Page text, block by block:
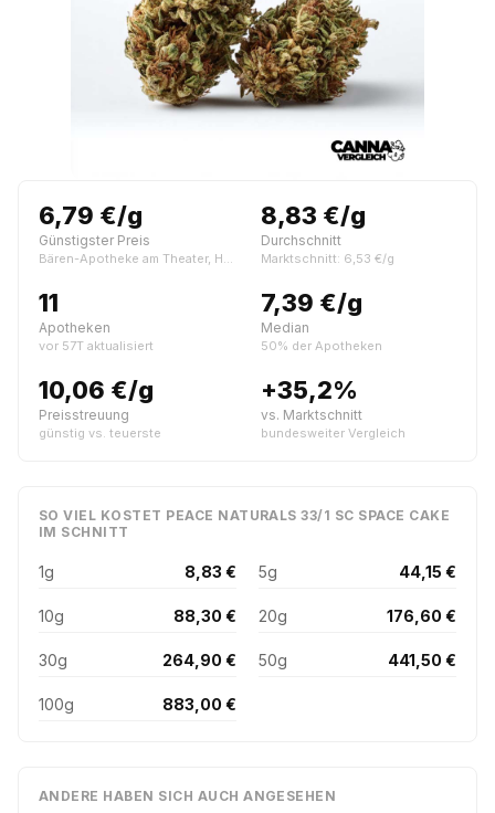
6,79 €/g
Günstigster Preis
Bären-Apotheke am Theater, Hagen
8,83 €/g
Durchschnitt
Marktschnitt: 6,53 €/g
11
Apotheken
vor 57T aktualisiert
7,39 €/g
Median
50% der Apotheken
10,06 €/g
Preisstreuung
günstig vs. teuerste
+35,2%
vs. Marktschnitt
bundesweiter Vergleich
SO VIEL KOSTET PEACE NATURALS 33/1 SC SPACE CAKE
IM SCHNITT
1g 8,83 € 5g 44,15 €
10g 88,30 € 20g 176,60 €
30g 264,90 € 50g 441,50 €
100g 883,00 €
ANDERE HABEN SICH AUCH ANGESEHEN